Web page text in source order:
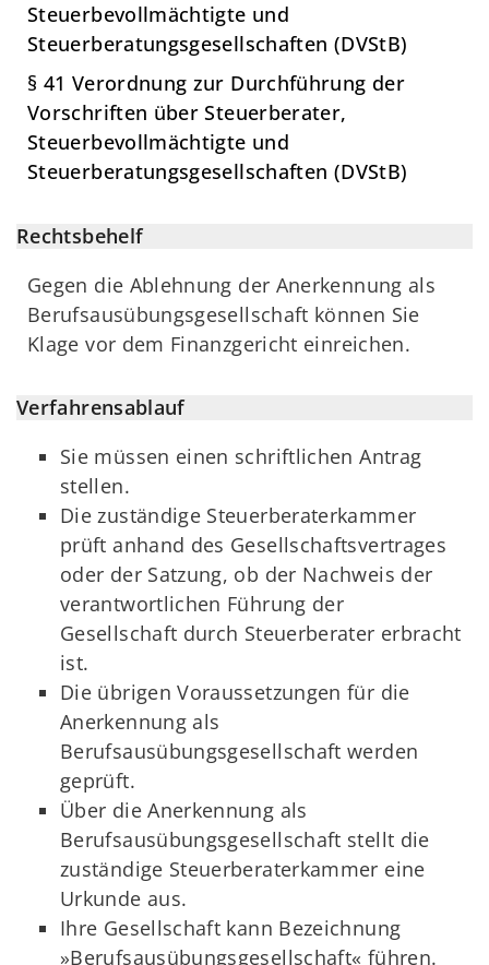
Steuerbevollmächtigte und
Steuerberatungsgesellschaften (DVStB)
§ 41 Verordnung zur Durchführung der
Vorschriften über Steuerberater,
Steuerbevollmächtigte und
Steuerberatungsgesellschaften (DVStB)
Rechtsbehelf
Gegen die Ablehnung der Anerkennung als
Berufsausübungsgesellschaft können Sie
Klage vor dem Finanzgericht einreichen.
Verfahrensablauf
Sie müssen einen schriftlichen Antrag
stellen.
Die zuständige Steuerberaterkammer
prüft anhand des Gesellschaftsvertrages
oder der Satzung, ob der Nachweis der
verantwortlichen Führung der
Gesellschaft durch Steuerberater erbracht
ist.
Die übrigen Voraussetzungen für die
Anerkennung als
Berufsausübungsgesellschaft werden
geprüft.
Über die Anerkennung als
Berufsausübungsgesellschaft stellt die
zuständige Steuerberaterkammer eine
Urkunde aus.
Ihre Gesellschaft kann Bezeichnung
»Berufsausübungsgesellschaft« führen.